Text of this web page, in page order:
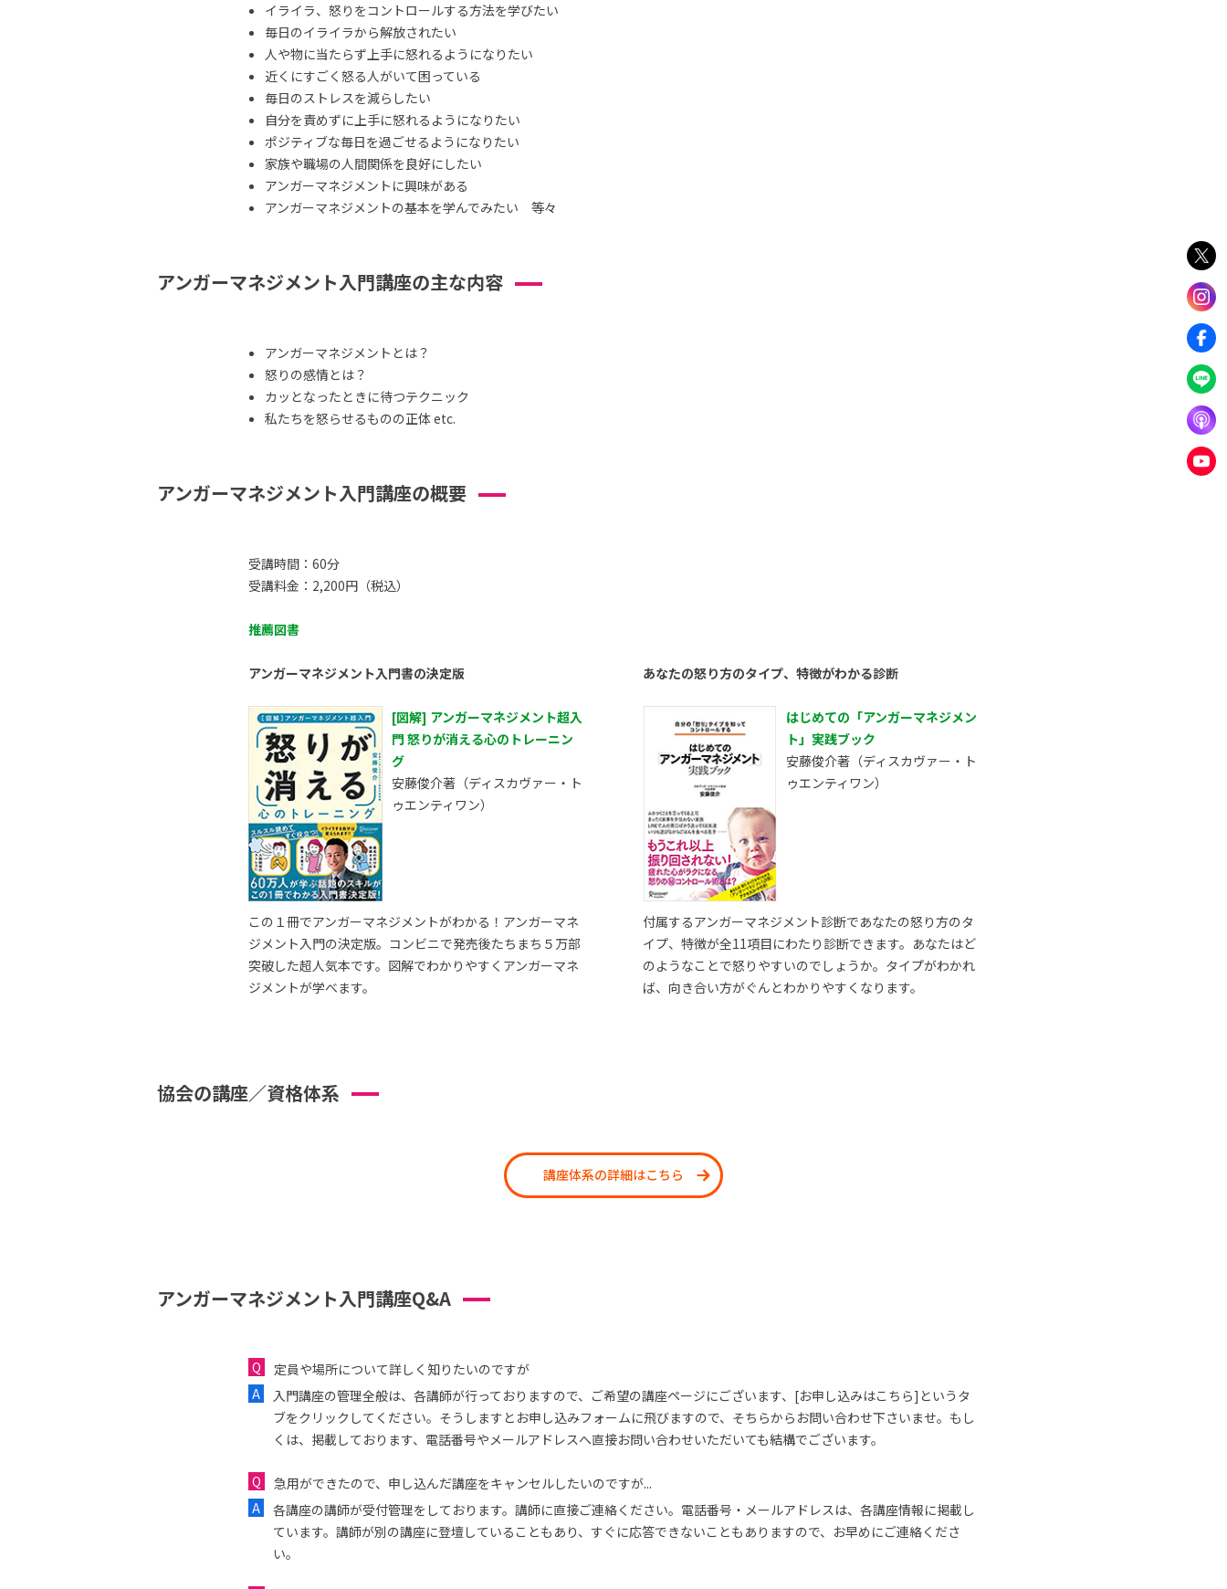
イライラ、怒りをコントロールする方法を学びたい
毎日のイライラから解放されたい
人や物に当たらず上手に怒れるようになりたい
近くにすごく怒る人がいて困っている
毎日のストレスを減らしたい
自分を責めずに上手に怒れるようになりたい
ポジティブな毎日を過ごせるようになりたい
家族や職場の人間関係を良好にしたい
アンガーマネジメントに興味がある
アンガーマネジメントの基本を学んでみたい 等々
アンガーマネジメント入門講座の主な内容
アンガーマネジメントとは？
怒りの感情とは？
カッとなったときに待つテクニック
私たちを怒らせるものの正体 etc.
アンガーマネジメント入門講座の概要
受講時間：60分
受講料金：2,200円（税込）
推薦図書
アンガーマネジメント入門書の決定版
[図解] アンガーマネジメント超入
門 怒りが消える心のトレーニン
グ
安藤俊介著（ディスカヴァー・ト
ゥエンティワン）
この１冊でアンガーマネジメントがわかる！アンガーマネ
ジメント入門の決定版。コンビニで発売後たちまち５万部
突破した超人気本です。図解でわかりやすくアンガーマネ
ジメントが学べます。
あなたの怒り方のタイプ、特徴がわかる診断
はじめての「アンガーマネジメン
ト」実践ブック
安藤俊介著（ディスカヴァー・ト
ゥエンティワン）
付属するアンガーマネジメント診断であなたの怒り方のタ
イプ、特徴が全11項目にわたり診断できます。あなたはど
のようなことで怒りやすいのでしょうか。タイプがわかれ
ば、向き合い方がぐんとわかりやすくなります。
協会の講座／資格体系
講座体系の詳細はこちら
アンガーマネジメント入門講座Q&A
定員や場所について詳しく知りたいのですが
入門講座の管理全般は、各講師が行っておりますので、ご希望の講座ページにございます、[お申し込みはこちら]というタ
ブをクリックしてください。そうしますとお申し込みフォームに飛びますので、そちらからお問い合わせ下さいませ。もし
くは、掲載しております、電話番号やメールアドレスへ直接お問い合わせいただいても結構でございます。
急用ができたので、申し込んだ講座をキャンセルしたいのですが...
各講座の講師が受付管理をしております。講師に直接ご連絡ください。電話番号・メールアドレスは、各講座情報に掲載し
ています。講師が別の講座に登壇していることもあり、すぐに応答できないこともありますので、お早めにご連絡くださ
い。